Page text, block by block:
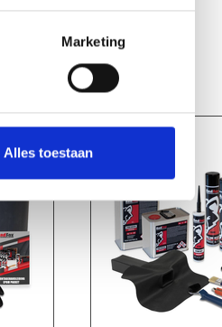
Marketing
Alles toestaan